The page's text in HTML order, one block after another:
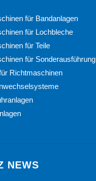
für Bandanlagen
für Lochbleche
für Teile
für Sonderausführung
Richtmaschinen
NEWS